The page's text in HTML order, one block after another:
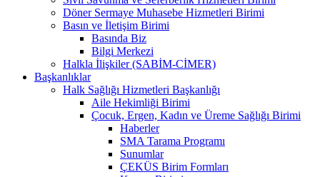
Döner Sermaye Muhasebe Hizmetleri Birimi
Basın ve İletişim Birimi
Basında Biz
Bilgi Merkezi
Halkla İlişkiler (SABİM-CİMER)
Başkanlıklar
Halk Sağlığı Hizmetleri Başkanlığı
Aile Hekimliği Birimi
Çocuk, Ergen, Kadın ve Üreme Sağlığı Birimi
Haberler
SMA Tarama Programı
Sunumlar
ÇEKÜS Birim Formları